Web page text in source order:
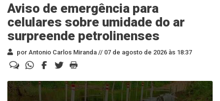
Aviso de emergência para
celulares sobre umidade do ar
surpreende petrolinenses
por Antonio Carlos Miranda // 07 de agosto de 2026 às 18:37